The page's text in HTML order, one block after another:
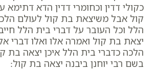
כקולי דדין וכחומרי דדין הדא
קול אבל משיצאת בת קול לעולם
הלל וכל העובר על דברי בית הלל
יצאת בת קול ואמרה אלו ואלו דברי
הלכה כדברי בית הלל איכן יצאה בת
בשם רבי יוחנן ביבנה יצאה בת קול: